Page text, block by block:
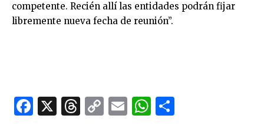
competente. Recién allí las entidades podrán fijar
libremente nueva fecha de reunión”.
Facebook
X Threads
CopyEmailWhatsApp